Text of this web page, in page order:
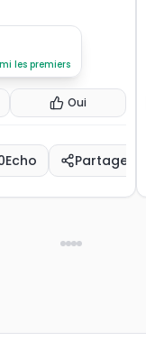
les premiers
Oui
Echo Partager